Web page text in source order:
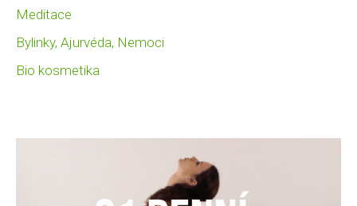
Meditace
Bylinky, Ajurvéda, Nemoci
Bio kosmetika